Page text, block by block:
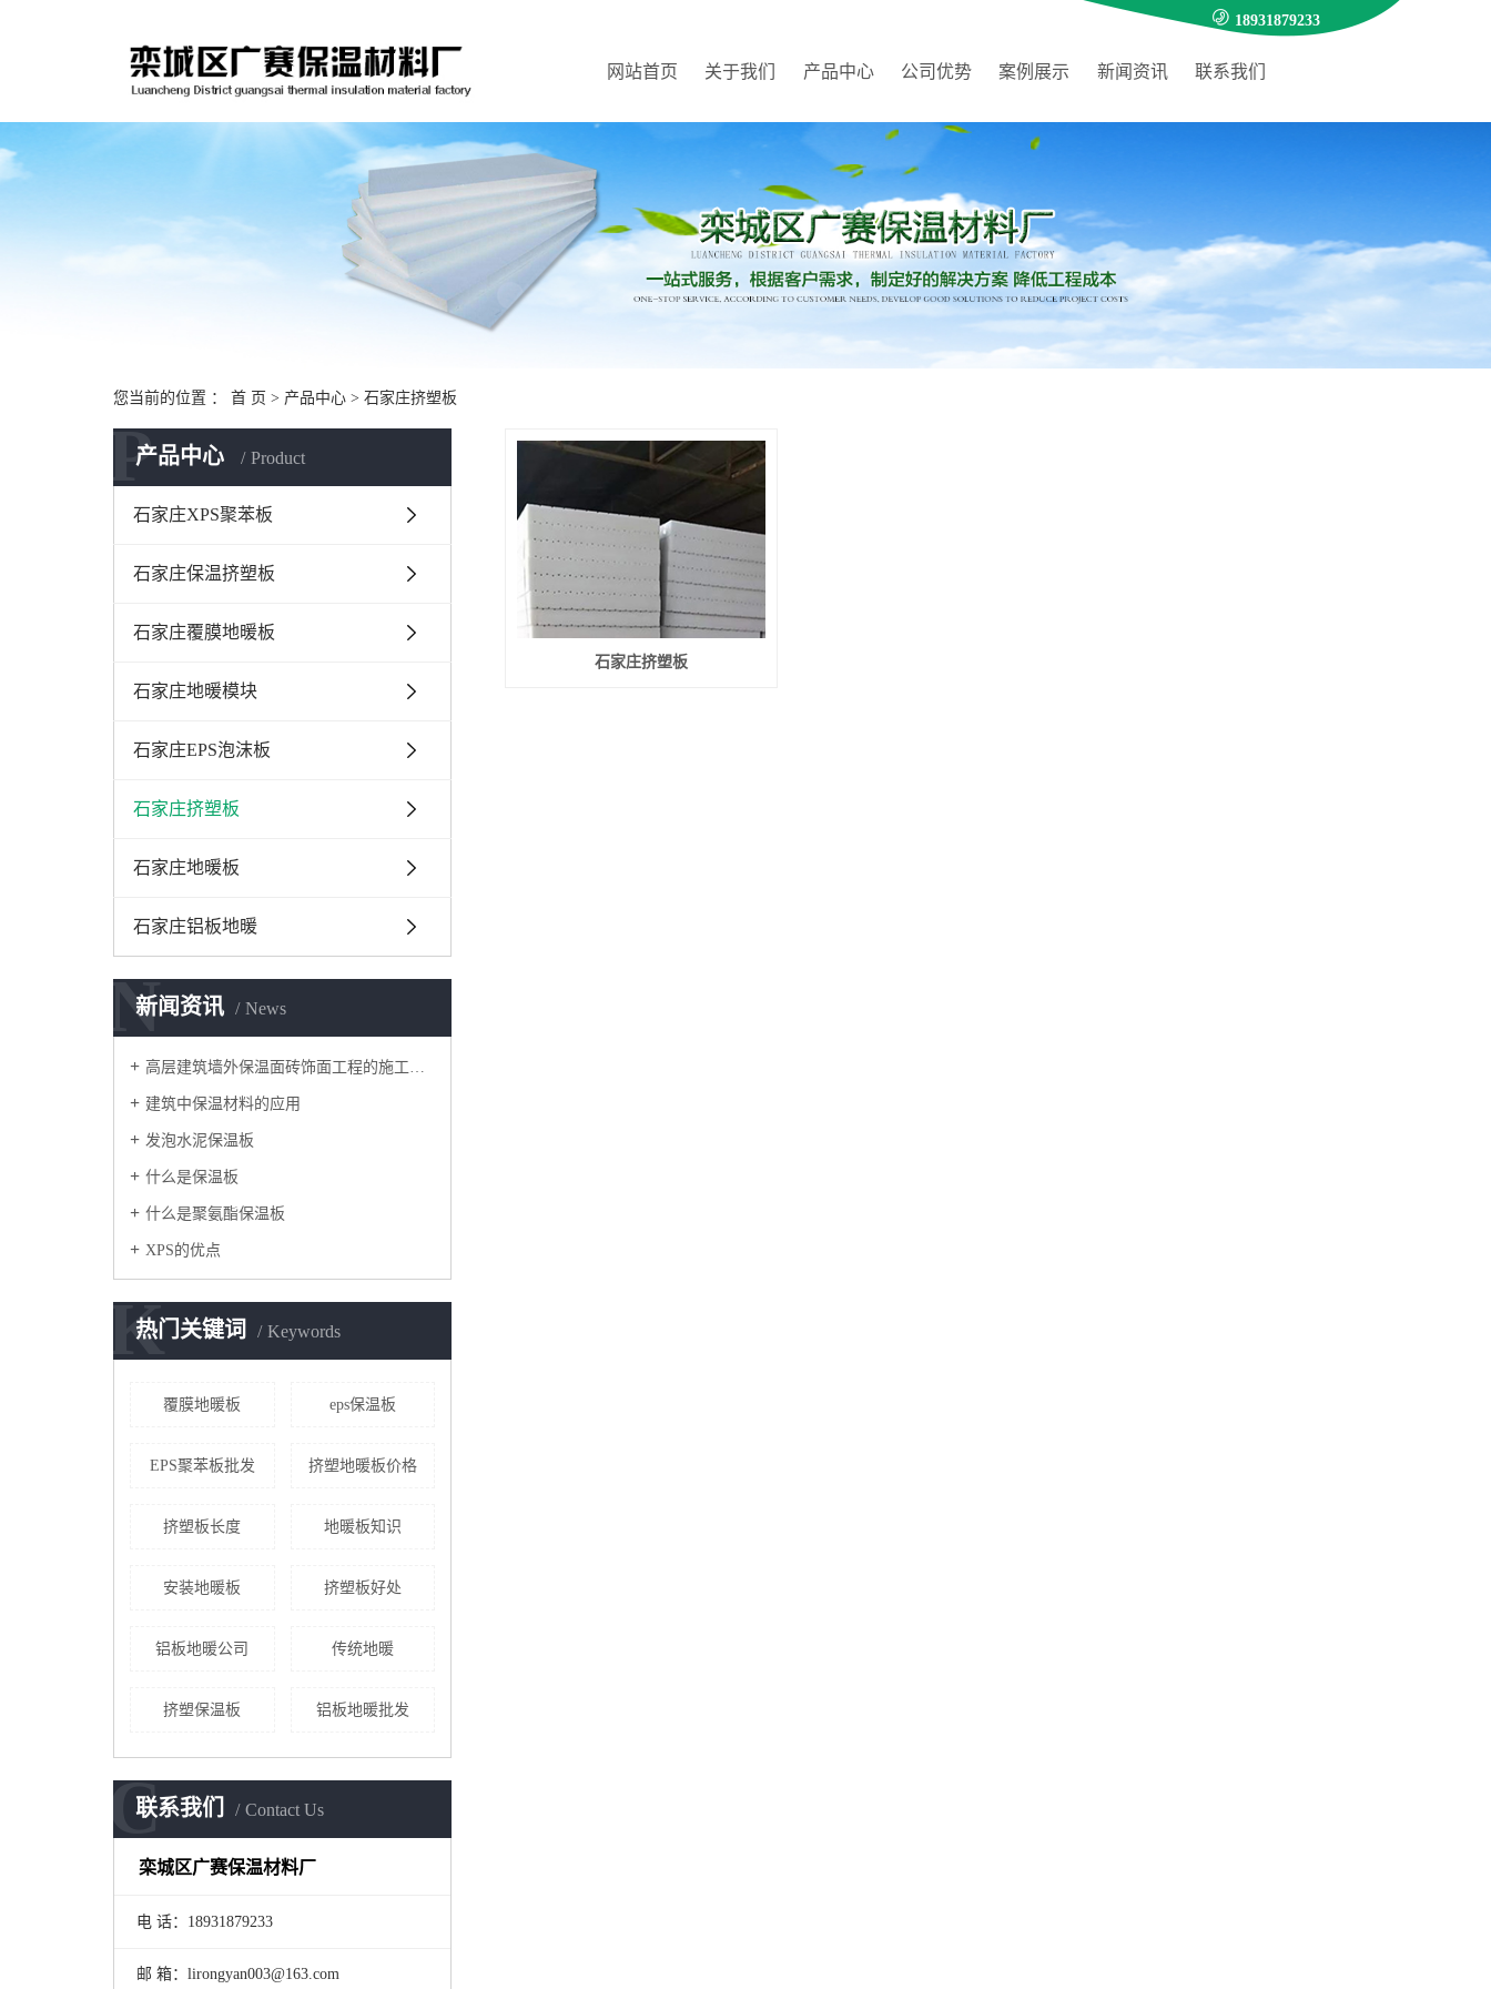
18931879233
网站首页 关于我们 产品中心 公司优势 案例展示 新闻资讯 联系我们
您当前的位置 ： 首 页 > 产品中心 > 石家庄挤塑板
产品中心 Product
P
石家庄XPS聚苯板
石家庄保温挤塑板
石家庄覆膜地暖板
石家庄地暖模块
石家庄EPS泡沫板
石家庄挤塑板
石家庄地暖板
石家庄铝板地暖
新闻资讯 News
N
高层建筑墙外保温面砖饰面工程的施工要点
建筑中保温材料的应用
发泡水泥保温板
什么是保温板
什么是聚氨酯保温板
XPS的优点
热门关键词 Keywords
K
覆膜地暖板 eps保温板
EPS聚苯板批发 挤塑地暖板价格
挤塑板长度 地暖板知识
安装地暖板 挤塑板好处
铝板地暖公司 传统地暖
挤塑保温板 铝板地暖批发
联系我们 Contact Us
C
栾城区广赛保温材料厂
电 话：18931879233
邮 箱：lirongyan003@163.com
石家庄挤塑板